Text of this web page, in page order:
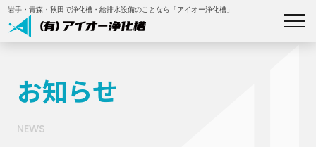
岩手・青森・秋田で浄化槽・給排水設備のことなら「アイオー浄化槽」
お知らせ
NEWS